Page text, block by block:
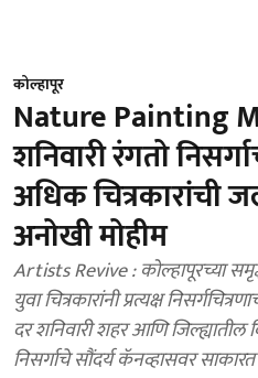
कोल्हापूर
Nature Painting
शनिवारी रंगतो
अधिक चित्रकारांची
अनोखी मोहीम
Artists Revive : कोल्हापूरच्या
युवा चित्रकारांनी प्रत्यक्ष
दर शनिवारी शहर आणि
निसर्गाचे सौंदर्य कॅनव्हासवर